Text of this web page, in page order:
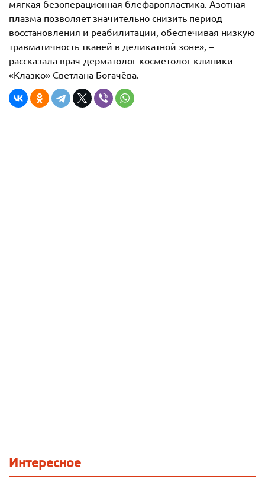
мягкая безоперационная блефаропластика. Азотная
плазма позволяет значительно снизить период
восстановления и реабилитации, обеспечивая низкую
травматичность тканей в деликатной зоне», –
рассказала врач-дерматолог-косметолог клиники
«Клазко» Светлана Богачёва.
Интересное